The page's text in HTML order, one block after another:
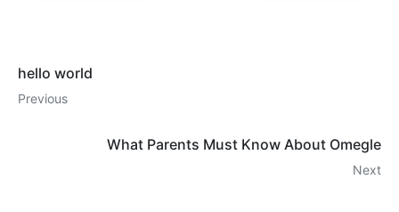
hello world
Previous
What Parents Must Know About Omegle
Next